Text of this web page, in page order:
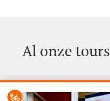
Al onze tours